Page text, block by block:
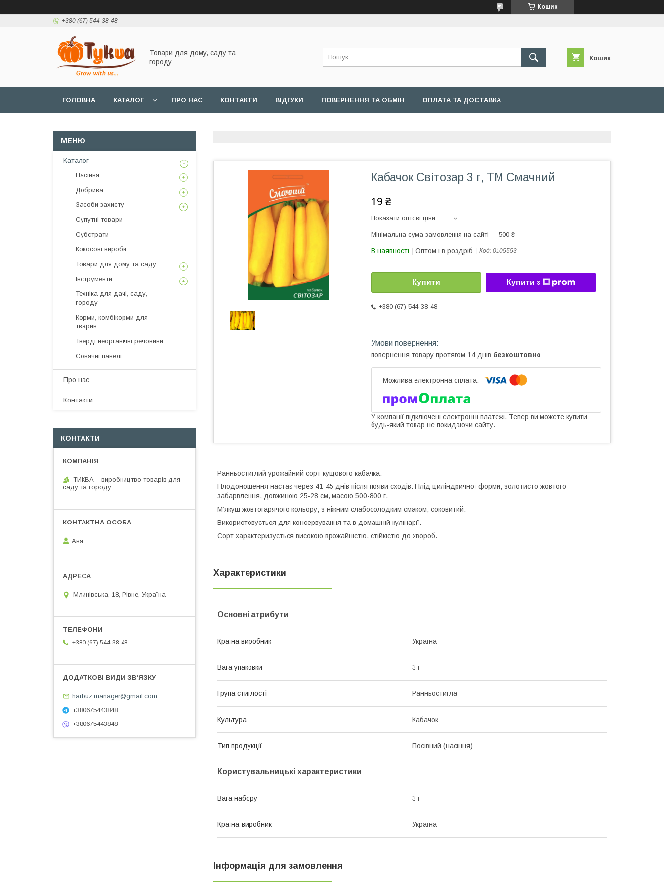
Кошик
+380 (67) 544-38-48
Товари для дому, саду та
городу
Кошик
ГОЛОВНА КАТАЛОГ ПРО НАС КОНТАКТИ ВІДГУКИ ПОВЕРНЕННЯ ТА ОБМІН ОПЛАТА ТА ДОСТАВКА
Кабачок Світозар 3 г, ТМ Смачний
19 ₴
Показати оптові ціни
Мінімальна сума замовлення на сайті — 500 ₴
В наявності Оптом і в роздріб Код: 0105553
Купити Купити з
+380 (67) 544-38-48
повернення товару протягом 14 днів безкоштовно
У компанії підключені електронні платежі. Тепер ви можете купити
будь-який товар не покидаючи сайту.
Ранньостиглий урожайний сорт кущового кабачка.
Плодоношення настає через 41-45 днів після появи сходів. Плід циліндричної форми, золотисто-жовтого
забарвлення, довжиною 25-28 см, масою 500-800 г.
М’якуш жовтогарячого кольору, з ніжним слабосолодким смаком, соковитий.
Використовується для консервування та в домашній кулінарії.
Сорт характеризується високою врожайністю, стійкістю до хвороб.
Характеристики
Основні атрибути
Країна виробник Україна
Вага упаковки 3 г
Група стиглості Ранньостигла
Культура Кабачок
Тип продукції Посівний (насіння)
Користувальницькі характеристики
Вага набору 3 г
Країна-виробник Україна
Інформація для замовлення
Каталог
Насіння
Добрива
Засоби захисту
Супутні товари
Субстрати
Кокосові вироби
Товари для дому та саду
Інструменти
Техніка для дачі, саду,
городу
Корми, комбікорми для
тварин
Тверді неорганічні речовини
Сонячні панелі
Про нас
Контакти
КОНТАКТИ
ТИКВА – виробництво товарів для
саду та городу
Аня
Млинівська, 18, Рівне, Україна
+380 (67) 544-38-48
harbuz.manager@gmail.com
+380675443848
+380675443848